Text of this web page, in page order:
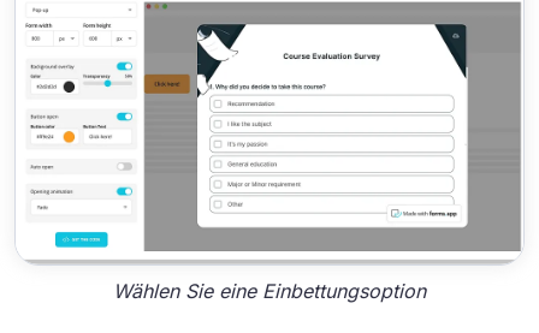
Wählen Sie eine Einbettungsoption